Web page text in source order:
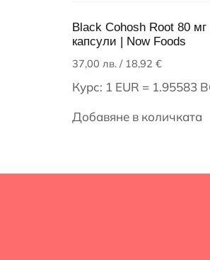
Black Cohosh Root 80 мг
капсули | Now Foods
37,00 лв. / 18,92 €
Курс: 1 EUR = 1.95583
Добавяне в количката